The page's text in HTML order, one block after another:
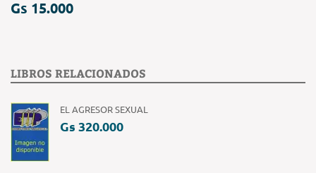
Gs 15.000
LIBROS RELACIONADOS
EL AGRESOR SEXUAL
Gs 320.000